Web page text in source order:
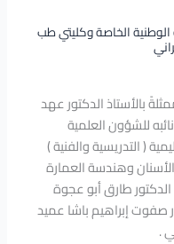
الخاصة وكليتي طب
بالأستاذ الدكتور عهد
للشؤون العلمية
( التدريسية والفنية )
وهندسة العمارة
طارق أبو عجوة
صفوت إبراهيم باشا عميد
.